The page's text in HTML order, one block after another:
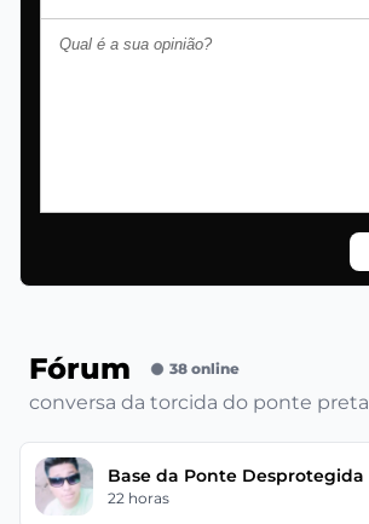
Fórum 38 online
conversa da torcida do ponte preta
Base da Ponte Desprotegida
22 horas